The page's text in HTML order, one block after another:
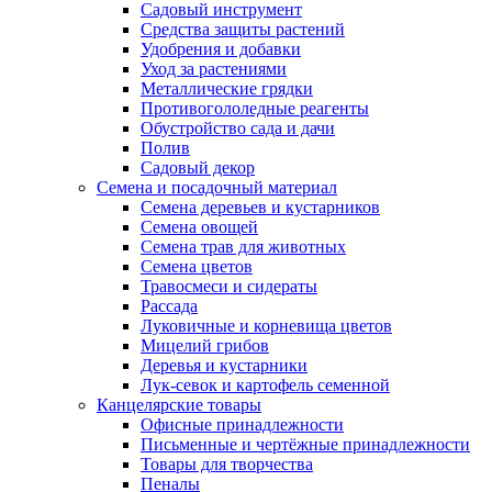
Садовый инструмент
Средства защиты растений
Удобрения и добавки
Уход за растениями
Металлические грядки
Противогололедные реагенты
Обустройство сада и дачи
Полив
Садовый декор
Семена и посадочный материал
Семена деревьев и кустарников
Семена овощей
Семена трав для животных
Семена цветов
Травосмеси и сидераты
Рассада
Луковичные и корневища цветов
Мицелий грибов
Деревья и кустарники
Лук-севок и картофель семенной
Канцелярские товары
Офисные принадлежности
Письменные и чертёжные принадлежности
Товары для творчества
Пеналы